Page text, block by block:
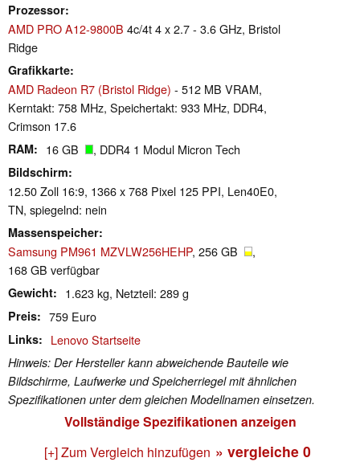
Prozessor
AMD PRO A12-9800B 4c/4t 4 x 2.7 - 3.6 GHz, Bristol
Ridge
Grafikkarte
AMD Radeon R7 (Bristol Ridge) - 512 MB VRAM,
Kerntakt: 758 MHz, Speichertakt: 933 MHz, DDR4,
Crimson 17.6
RAM 16 GB , DDR4 1 Modul Micron Tech
Bildschirm
12.50 Zoll 16:9, 1366 x 768 Pixel 125 PPI, Len40E0,
TN, spiegelnd: nein
Massenspeicher
Samsung PM961 MZVLW256HEHP, 256 GB
,
168 GB verfügbar
Gewicht 1.623 kg, Netzteil: 289 g
Preis 759 Euro
Links Lenovo Startseite
Hinweis: Der Hersteller kann abweichende Bauteile wie
Bildschirme, Laufwerke und Speicherriegel mit ähnlichen
Spezifikationen unter dem gleichen Modellnamen einsetzen.
Vollständige Spezifikationen anzeigen
[+] Zum Vergleich hinzufügen » vergleiche 0